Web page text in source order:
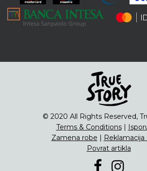
© 2020 All Rights Reserved,
Terms & Conditions|
Zamena robe | Reklamacija
Povrat artikla